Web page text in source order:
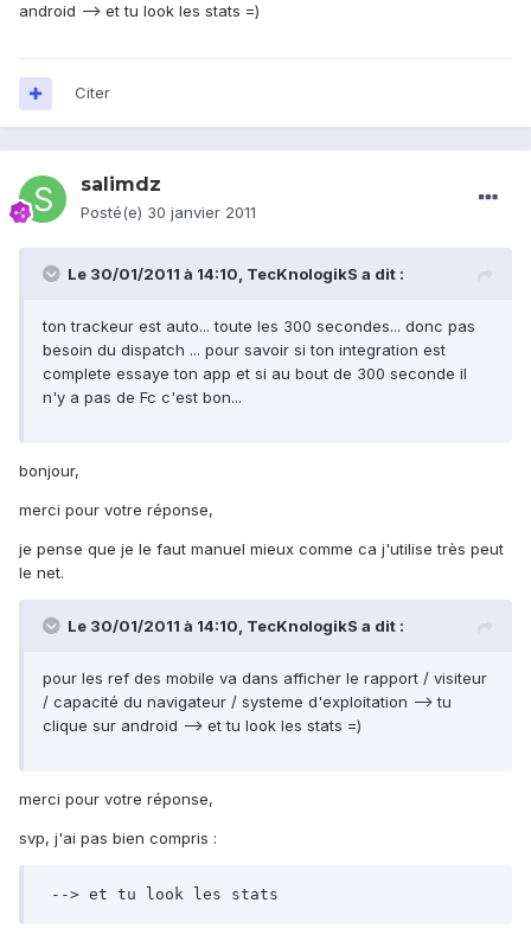
android --> et tu look les stats =)
Citer
salimdz
Posté(e) 30 janvier 2011
Le 30/01/2011 à 14:10, TecKnologikS a dit :
ton trackeur est auto... toute les 300 secondes... donc pas
besoin du dispatch ... pour savoir si ton integration est
complete essaye ton app et si au bout de 300 seconde il
n'y a pas de Fc c'est bon...
bonjour,
merci pour votre réponse,
je pense que je le faut manuel mieux comme ca j'utilise très peut
le net.
Le 30/01/2011 à 14:10, TecKnologikS a dit :
pour les ref des mobile va dans afficher le rapport / visiteur
/ capacité du navigateur / systeme d'exploitation --> tu
clique sur android --> et tu look les stats =)
merci pour votre réponse,
svp, j'ai pas bien compris :
--> et tu look les stats